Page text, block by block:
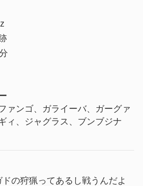
ァンゴ、ガライーバ、ガーグァ
ィ、ジャグラス、ブンブジナ
ドの狩猟ってあるし戦うんだよ